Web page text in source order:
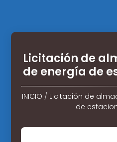
Licitación de
de energía de
INICIO / Licitación de
de